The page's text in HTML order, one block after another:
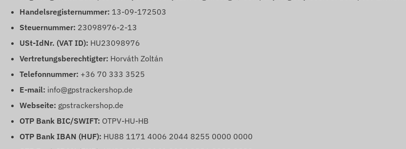
Handelsregisternummer: 13-09-172503
Steuernummer: 23098976-2-13
USt-IdNr. (VAT ID): HU23098976
Vertretungsberechtigter: Horváth Zoltán
Telefonnummer: +36 70 333 3525
E-mail: info@gpstrackershop.de
Webseite: gpstrackershop.de
OTP Bank BIC/SWIFT: OTPV-HU-HB
OTP Bank IBAN (HUF): HU88 1171 4006 2044 8255 0000 0000